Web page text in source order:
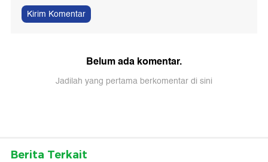
Kirim Komentar
Belum ada komentar.
Jadilah yang pertama berkomentar di sini
Berita Terkait